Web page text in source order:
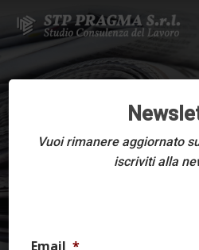
main
content
Vuoi rimanere aggiornato
iscriviti alla
Email *